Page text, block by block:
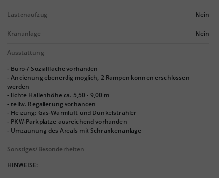
Lastenaufzug Nein
Krananlage Nein
Ausstattung
- Büro-/ Sozialfläche vorhanden
- Andienung ebenerdig möglich, 2 Rampen können erschlossen
werden
- lichte Hallenhöhe ca. 5,50 - 9,00 m
- teilw. Regalierung vorhanden
- Heizung: Gas-Warmluft und Dunkelstrahler
- PKW-Parkplätze ausreichend vorhanden
- Umzäunung des Areals mit Schrankenanlage
Sonstiges/Besonderheiten
HINWEISE: